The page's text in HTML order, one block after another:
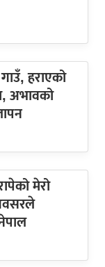
गाउँ, हराएको
अभावको
मेरो